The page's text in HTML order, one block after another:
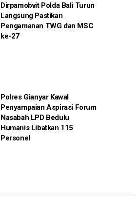
Dirpamobvit Polda Bali Turun
Langsung Pastikan
Pengamanan TWG dan MSC
ke-27
Polres Gianyar Kawal
Penyampaian Aspirasi Forum
Nasabah LPD Bedulu
Humanis Libatkan 115
Personel